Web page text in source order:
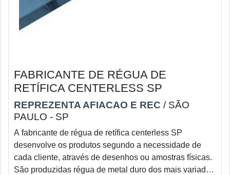
FABRICANTE DE RÉGUA DE
RETÍFICA CENTERLESS SP
REPREZENTA AFIACAO E REC / SÃO
PAULO - SP
A fabricante de régua de retífica centerless SP
desenvolve os produtos segundo a necessidade de
cada cliente, através de desenhos ou amostras físicas.
São produzidas régua de metal duro dos mais variados